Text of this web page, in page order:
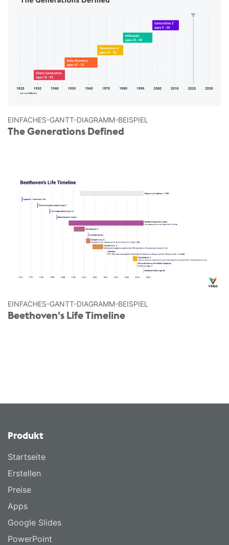
EINFACHES-GANTT-DIAGRAMM-BEISPIEL
The Generations Defined
EINFACHES-GANTT-DIAGRAMM-BEISPIEL
Beethoven's Life Timeline
Produkt
Startseite
Erstellen
Preise
Apps
Google Slides
PowerPoint